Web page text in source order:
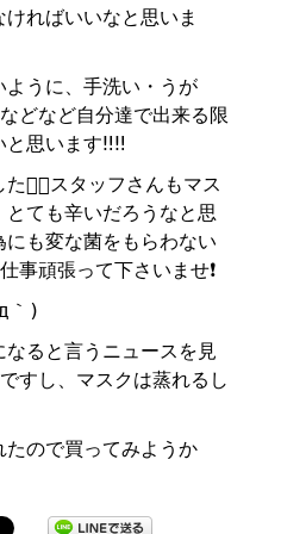
ればいいなと思いま
うに、手洗い・うが
どなど自分達で出来る限
と思います‼️‼️
スタッフさんもマス
ても辛いだろうなと思
も変な菌をもらわない
事頑張って下さいませ❗
｀)
ると言うニュースを見
すし、マスクは蒸れるし
ので買ってみようか